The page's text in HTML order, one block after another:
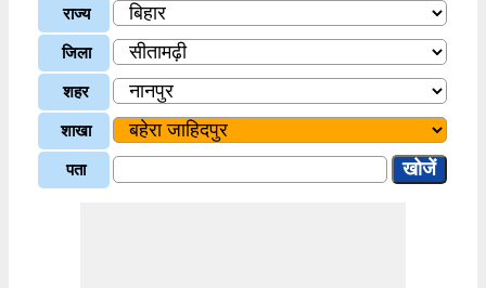
राज्य
जिला
शहर
शाखा
पता